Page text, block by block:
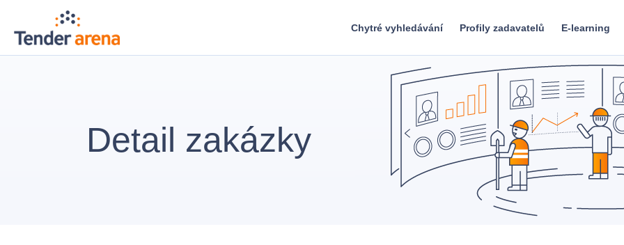
Chytré vyhledávání Profily zadavatelů E-learning
Detail zakázky